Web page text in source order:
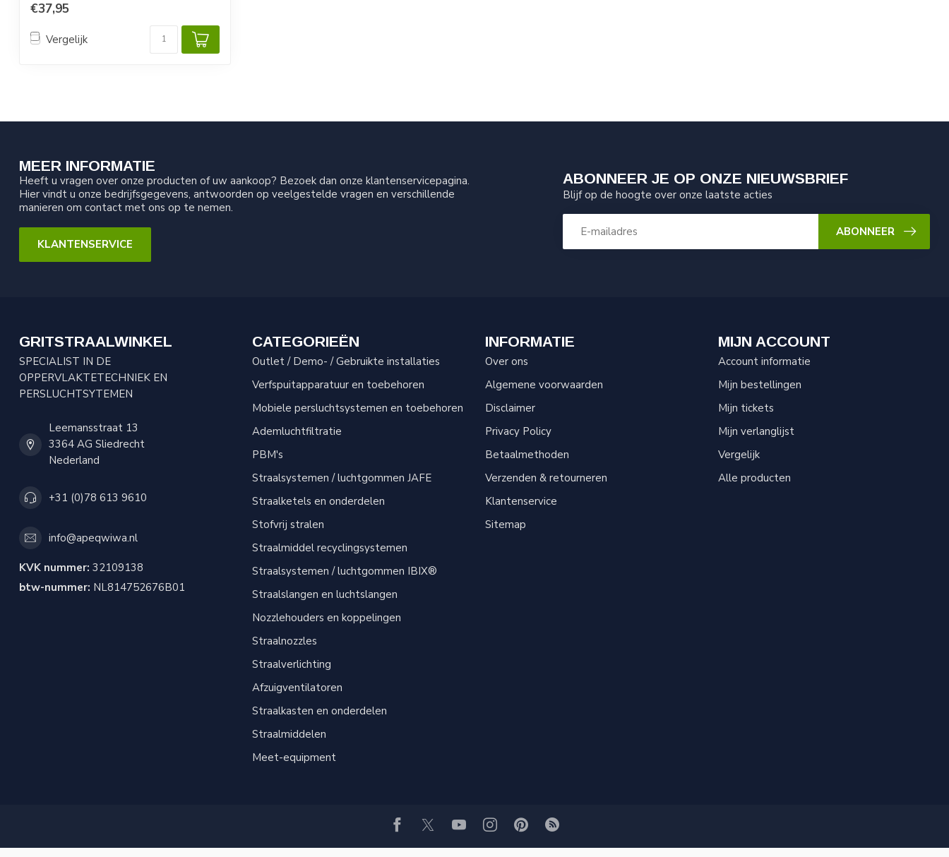
€37,95
Vergelijk
MEER INFORMATIE
Heeft u vragen over onze producten of uw aankoop? Bezoek dan onze klantenservicepagina.
Hier vindt u onze bedrijfsgegevens, antwoorden op veelgestelde vragen en verschillende
manieren om contact met ons op te nemen.
KLANTENSERVICE
ABONNEER JE OP ONZE NIEUWSBRIEF
Blijf op de hoogte over onze laatste acties
ABONNEER
GRITSTRAALWINKEL
SPECIALIST IN DE
OPPERVLAKTETECHNIEK EN
PERSLUCHTSYTEMEN
Leemansstraat 13
3364 AG Sliedrecht
Nederland
+31 (0)78 613 9610
info@apeqwiwa.nl
KVK nummer: 32109138
btw-nummer: NL814752676B01
CATEGORIEËN
Outlet / Demo- / Gebruikte installaties
Verfspuitapparatuur en toebehoren
Mobiele persluchtsystemen en toebehoren
Ademluchtfiltratie
PBM's
Straalsystemen / luchtgommen JAFE
Straalketels en onderdelen
Stofvrij stralen
Straalmiddel recyclingsystemen
Straalsystemen / luchtgommen IBIX®
Straalslangen en luchtslangen
Nozzlehouders en koppelingen
Straalnozzles
Straalverlichting
Afzuigventilatoren
Straalkasten en onderdelen
Straalmiddelen
Meet-equipment
INFORMATIE
Over ons
Algemene voorwaarden
Disclaimer
Privacy Policy
Betaalmethoden
Verzenden & retourneren
Klantenservice
Sitemap
MIJN ACCOUNT
Account informatie
Mijn bestellingen
Mijn tickets
Mijn verlanglijst
Vergelijk
Alle producten